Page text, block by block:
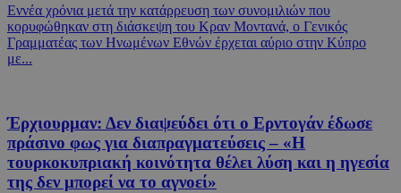
Εννέα χρόνια μετά την κατάρρευση των συνομιλιών που
κορυφώθηκαν στη διάσκεψη του Κραν Μοντανά, ο Γενικός
Γραμματέας των Ηνωμένων Εθνών έρχεται αύριο στην Κύπρο
με...
Έρχιουρμαν: Δεν διαψεύδει ότι ο Ερντογάν έδωσε
πράσινο φως για διαπραγματεύσεις – «Η
τουρκοκυπριακή κοινότητα θέλει λύση και η ηγεσία
της δεν μπορεί να το αγνοεί»